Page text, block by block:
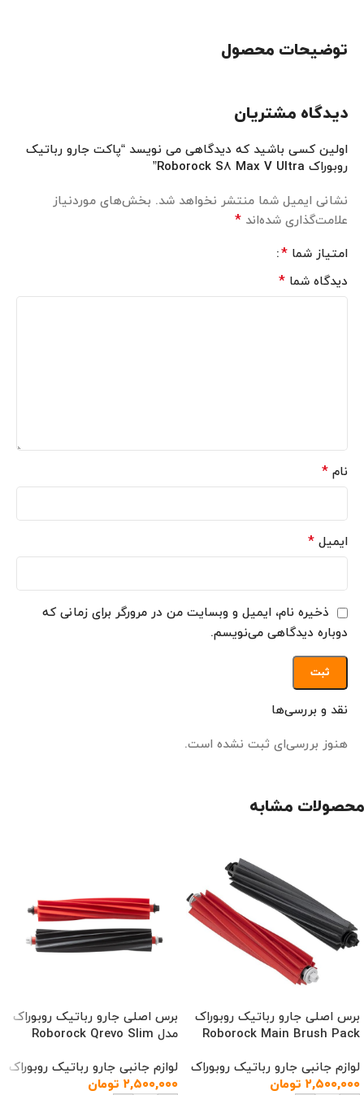
توضیحات محصول
دیدگاه مشتریان
نقد و بررسی‌ها
هنوز بررسی‌ای ثبت نشده است.
اولین کسی باشید که دیدگاهی می نویسد “پاکت جارو رباتیک
روبوراک Roborock S8 Max V Ultra”
نشانی ایمیل شما منتشر نخواهد شد. بخش‌های موردنیاز
علامت‌گذاری شده‌اند *
امتیاز شما *
دیدگاه شما *
نام *
ایمیل *
ذخیره نام، ایمیل و وبسایت من در مرورگر برای زمانی که
دوباره دیدگاهی می‌نویسم.
محصولات مشابه
برس اصلی جارو رباتیک روبوراک
Roborock Main Brush Pack
لوازم جانبی جارو رباتیک روبوراک
۲,۵۰۰,۰۰۰ تومان
برس اصلی جارو رباتیک روبوراک
مدل Roborock Qrevo Slim
لوازم جانبی جارو رباتیک روبوراک
۲,۵۰۰,۰۰۰ تومان